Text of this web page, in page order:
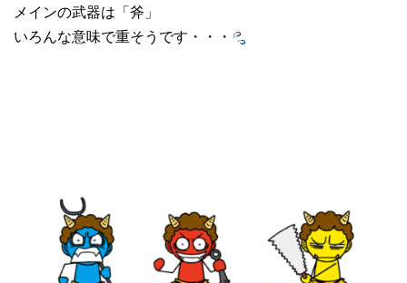
メインの武器は「斧」
いろんな意味で重そうです・・・